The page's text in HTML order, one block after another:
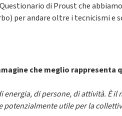
di Proustche
per andare oltre i tecnicismi e
che meglio rappresenta
di persone, di attività. È
potenzialmente utile per la